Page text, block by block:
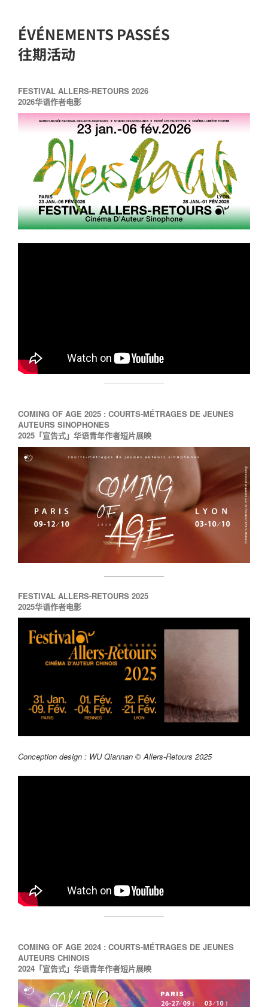
ÉVÉNEMENTS PASSÉS
往期活动
FESTIVAL ALLERS-RETOURS 2026
2026华语作者电影
COMING OF AGE 2025 : COURTS-MÉTRAGES DE JEUNES
AUTEURS SINOPHONES
2025「宣告式」华语青年作者短片展映
FESTIVAL ALLERS-RETOURS 2025
2025华语作者电影
Conception design : WU Qiannan © Allers-Retours 2025
COMING OF AGE 2024 : COURTS-MÉTRAGES DE JEUNES
AUTEURS CHINOIS
2024「宣告式」华语青年作者短片展映